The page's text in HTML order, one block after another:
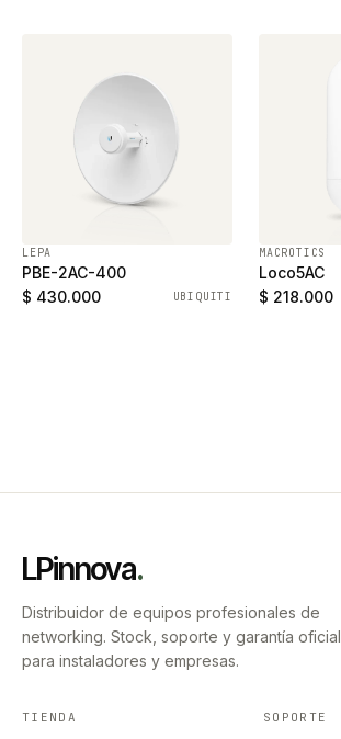
LEPA
PBE-2AC-400
$ 430.000
UBIQUITI
MACROTICS
Loco5AC
$ 218.000
LPinnova.
Distribuidor de equipos profesionales de
networking. Stock, soporte y garantía oficial
para instaladores y empresas.
TIENDA SOPORTE